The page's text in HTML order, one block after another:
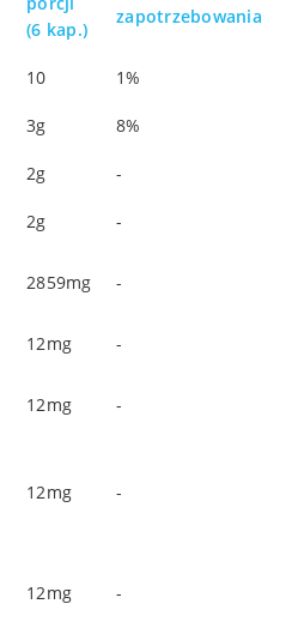
(6 kap.)
zapotrzebowania
10 1%
3g 8%
2g -
2g -
2859mg -
12mg -
12mg -
12mg -
12mg -